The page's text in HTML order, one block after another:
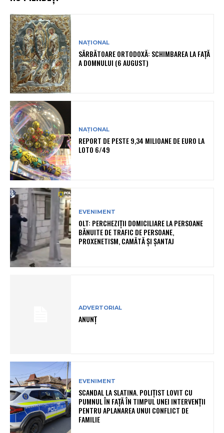
NAȚIONAL
SĂRBĂTOARE ORTODOXĂ: SCHIMBAREA LA FAȚĂ
A DOMNULUI (6 AUGUST)
NAȚIONAL
REPORT DE PESTE 9,34 MILIOANE DE EURO LA
LOTO 6/49
EVENIMENT
OLT: PERCHEZIŢII DOMICILIARE LA PERSOANE
BĂNUITE DE TRAFIC DE PERSOANE,
PROXENETISM, CAMĂTĂ ŞI ŞANTAJ
ADVERTORIAL
ANUNȚ
EVENIMENT
SCANDAL LA SLATINA. POLIȚIST LOVIT CU
PUMNUL ÎN FAȚĂ ÎN TIMPUL UNEI INTERVENȚII
PENTRU APLANAREA UNUI CONFLICT DE
FAMILIE